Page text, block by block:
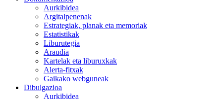
Aurkibidea
Argitalpenenak
Estrategiak, planak eta memoriak
Estatistikak
Liburutegia
Araudia
Kartelak eta liburuxkak
Alerta-fitxak
Gaikako webguneak
Dibulgazioa
Aurkibidea